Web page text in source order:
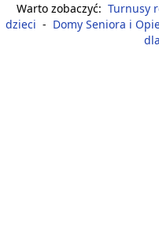
Warto zobaczyć: Turnusy
dzieci - Domy Seniora i